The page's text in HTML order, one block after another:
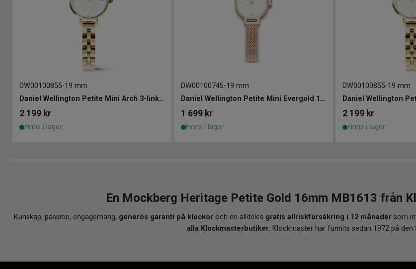
DW00100855-19 mm
Daniel Wellington Petite Mini Arch 3-link White Gold 19mm
2 199 kr
Finns i lager
DW00100745-19 mm
Daniel Wellington Petite Mini Evergold 19mm
1 699 kr
Finns i lager
DW00100855-19 mm
2 199 kr
Finns i lager
En Mockberg Heritage Petite Gold 16mm MB1613 från
Kunskap, passion, engagemang, generös garanti på klockor och en alldeles gratis allriskförsäkring i 12 månader som
alla Klockmasterbutiker. Klockmaster har funnits sedan 1972 på den